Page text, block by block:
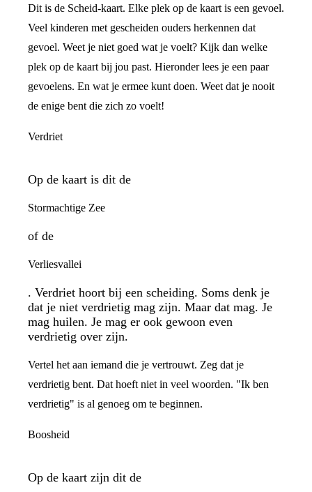
Dit is de Scheid-kaart. Elke plek op de kaart is een gevoel.
Veel kinderen met gescheiden ouders herkennen dat
gevoel. Weet je niet goed wat je voelt? Kijk dan welke
plek op de kaart bij jou past. Hieronder lees je een paar
gevoelens. En wat je ermee kunt doen. Weet dat je nooit
de enige bent die zich zo voelt!
Verdriet
Op de kaart is dit de
Stormachtige Zee
of de
Verliesvallei
. Verdriet hoort bij een scheiding. Soms denk je
dat je niet verdrietig mag zijn. Maar dat mag. Je
mag huilen. Je mag er ook gewoon even
verdrietig over zijn.
Vertel het aan iemand die je vertrouwt. Zeg dat je
verdrietig bent. Dat hoeft niet in veel woorden. "Ik ben
verdrietig" is al genoeg om te beginnen.
Boosheid
Op de kaart zijn dit de